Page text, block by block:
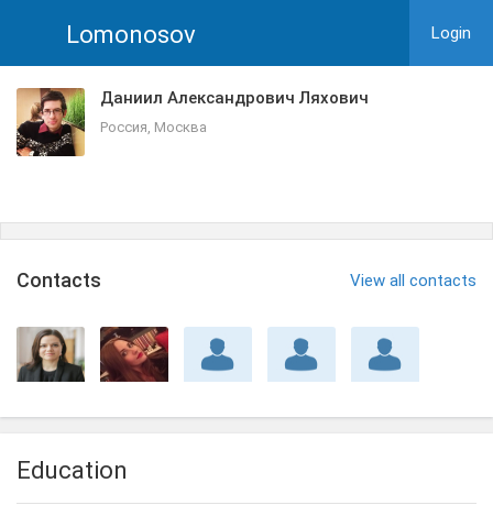
Lomonosov Login
Даниил Александрович Ляхович
Россия, Москва
Сontacts View all contacts
Education